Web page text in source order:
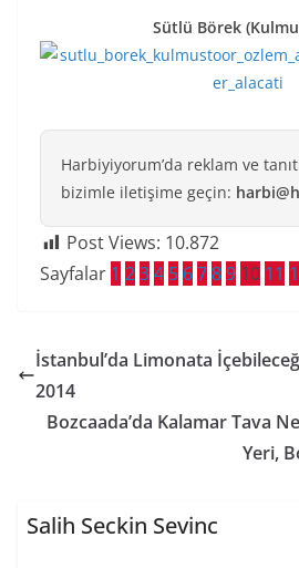
Sütlü Börek
Harbiyiyorum’da reklam ve
bizimle iletişime geçin:
Post Views: 10.872
Sayfalar 1 234 5 6789 10 11
İstanbul’da Limonata
2014
Bozcaada’da Kalamar Tava
Yeri,
Salih Seckin Sevinc